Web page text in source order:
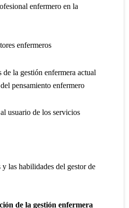
enfermero en la
enfermeros
de la gestión enfermera actual
pensamiento enfermero
usuario de los servicios
las habilidades del gestor de
de la gestión enfermera